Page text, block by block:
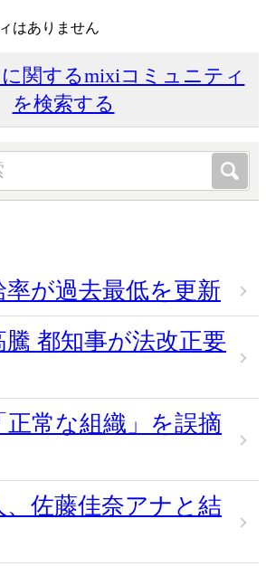
はありません
に関するmixiコミュニティ
を検索する
率が過去最低を更新
騰 都知事が法改正要
正常な組織」を誤摘
、佐藤佳奈アナと結